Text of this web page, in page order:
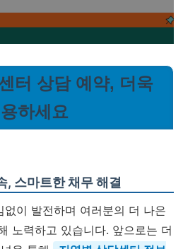
터 상담 예약, 더욱
하세요
, 스마트한 채무 해결
없이 발전하며 여러분의 더 나은
노력하고 있습니다. 앞으로는 더